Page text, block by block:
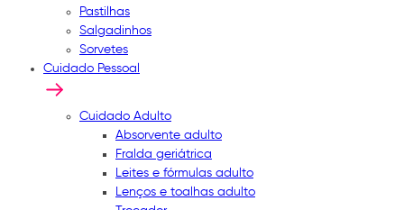
Pastilhas
Salgadinhos
Sorvetes
Cuidado Pessoal
Cuidado Adulto
Absorvente adulto
Fralda geriátrica
Leites e fórmulas adulto
Lenços e toalhas adulto